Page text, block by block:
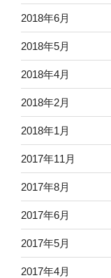
2018年6月
2018年5月
2018年4月
2018年2月
2018年1月
2017年11月
2017年8月
2017年6月
2017年5月
2017年4月